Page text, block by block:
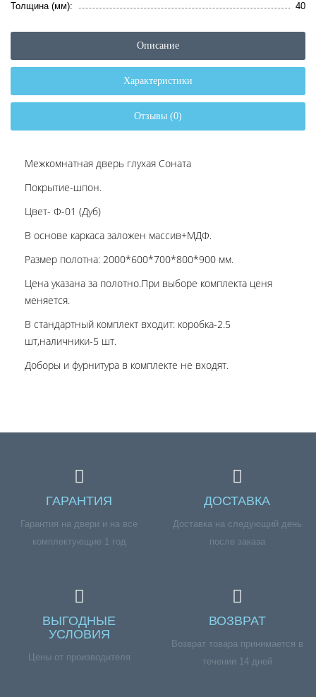
Толщина (мм):
40
Описание
Характеристики
Отзывы (0)
Межкомнатная дверь глухая Соната
Покрытие-шпон.
Цвет- Ф-01 (Дуб)
В основе каркаса заложен массив+МДФ.
Размер полотна: 2000*600*700*800*900 мм.
Цена указана за полотно.При выборе комплекта ценя
меняется.
В стандартный комплект входит: коробка-2.5
шт,наличники-5 шт.
Доборы и фурнитура в комплекте не входят.
ГАРАНТИЯ
Гарантия на двери и на все
комплектующие 1 год
ДОСТАВКА
Доставка на следующий день
после заказа
ВЫГОДНЫЕ
УСЛОВИЯ
Цены от производителя
ВОЗВРАТ
Возврат товара принимается в
течении 14 дней